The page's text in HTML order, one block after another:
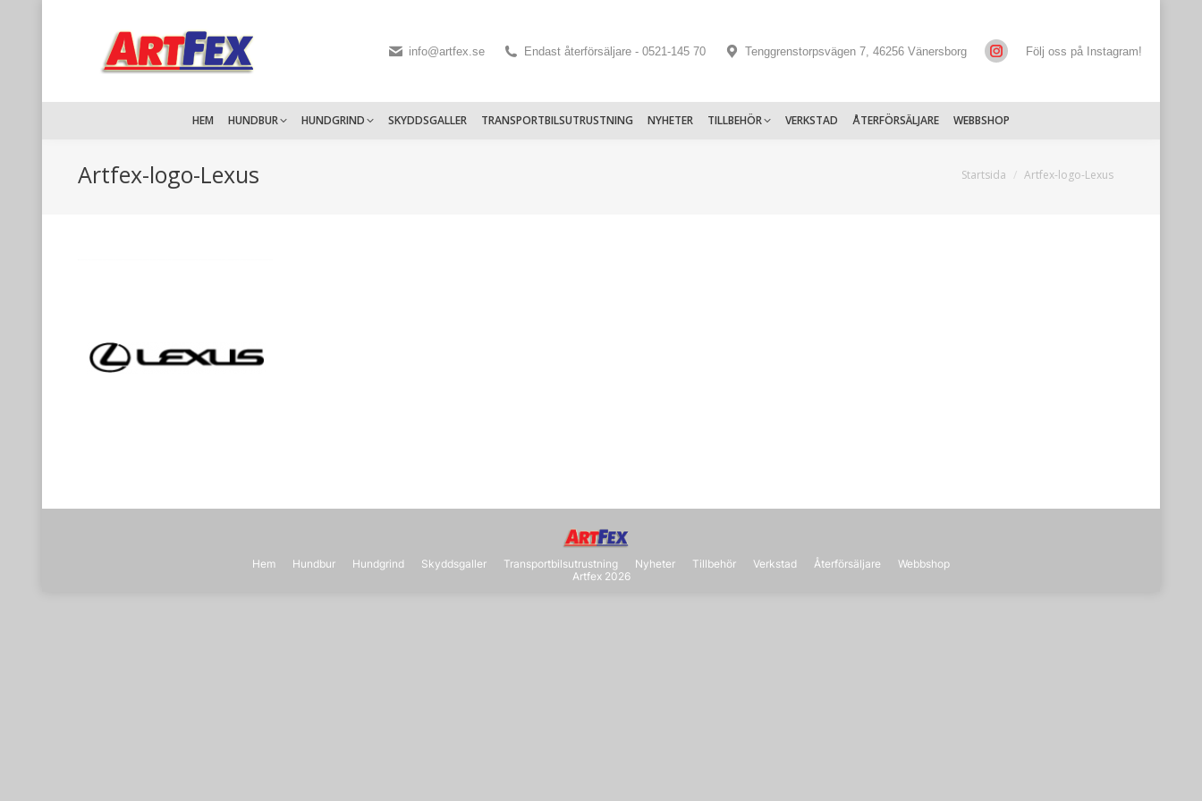
info@artfex.se Endast återförsäljare - 0521-145 70 Tenggrenstorpsvägen 7, 46256 Vänersborg Följ oss på Instagram!
HEM HUNDBUR HUNDGRIND SKYDDSGALLER TRANSPORTBILSUTRUSTNING NYHETER TILLBEHÖR VERKSTAD ÅTERFÖRSÄLJARE WEBBSHOP
Artfex-logo-Lexus Du är här:
Startsida Artfex-logo-Lexus
Hem Hundbur Hundgrind Skyddsgaller Transportbilsutrustning Nyheter Tillbehör Verkstad Återförsäljare
Webbshop
Artfex 2026